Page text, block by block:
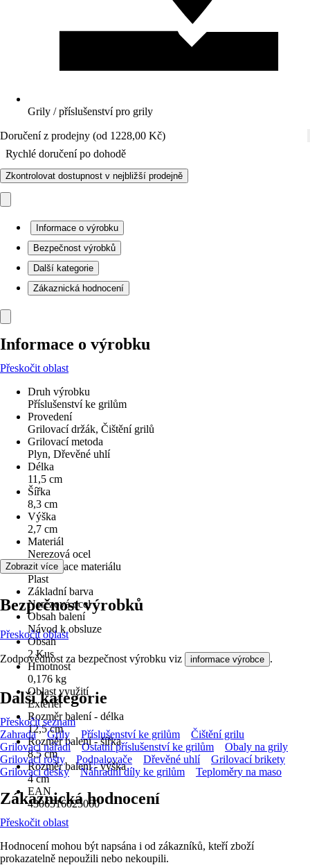
Grily / příslušenství pro grily
Doručení z prodejny (od 1228,00 Kč)
Rychlé doručení po dohodě
Zkontrolovat dostupnost v nejbližší prodejně
Informace o výrobku
Bezpečnost výrobků
Další kategorie
Zákaznická hodnocení
Informace o výrobku
Přeskočit oblast
Druh výrobku
Příslušenství ke grilům
Provedení
Grilovací držák, Čištění grilů
Grilovací metoda
Plyn, Dřevěné uhlí
Délka
11,5 cm
Šířka
8,3 cm
Výška
2,7 cm
Materiál
Nerezová ocel
Specifikace materiálu
Plast
Základní barva
Nerezová ocel
Obsah balení
Návod k obsluze
Obsah
2 Kus
Hmotnost
0,176 kg
Oblast využití
Exteriér
Rozměr balení - délka
12,5 cm
Rozměr balení - šířka
8,5 cm
Rozměr balení - výška
4 cm
EAN
4306516025060
Zobrazit více
Bezpečnost výrobků
Přeskočit oblast
Zodpovědnost za bezpečnost výrobku viz informace výrobce .
Další kategorie
Přeskočit seznam
Zahrada
Grily Příslušenství ke grilům
Čištění grilu
Grilovací nářadí
Ostatní příslušenství ke grilům
Obaly na grily
Grilovací rošty
Podpalovače Dřevěné uhlí
Grilovací brikety
Grilovací desky
Náhradní díly ke grilům Teploměry na maso
Zákaznická hodnocení
Přeskočit oblast
Hodnocení mohou být napsána i od zákazníků, kteří zboží
prokazatelně nepoužili nebo nekoupili.